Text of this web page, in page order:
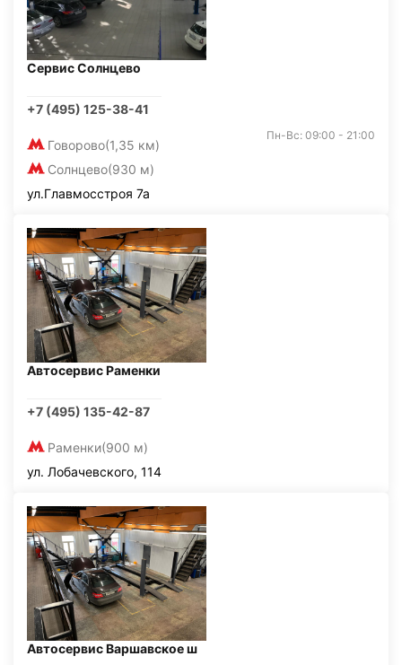
Сервис Солнцево
+7 (495) 125-38-41
Говорово(1,35 км)
Солнцево(930 м)
Пн-Вс: 09:00 - 21:00
ул.Главмосстроя 7а
Автосервис Раменки
+7 (495) 135-42-87
Раменки(900 м)
ул. Лобачевского, 114
Автосервис Варшавское ш